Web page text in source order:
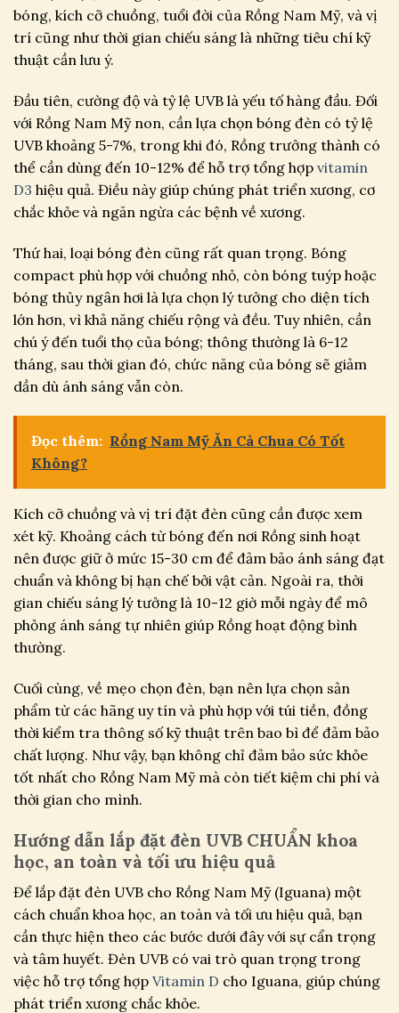
bóng, kích cỡ chuồng, tuổi đời của Rồng Nam Mỹ, và vị
trí cũng như thời gian chiếu sáng là những tiêu chí kỹ
thuật cần lưu ý.
Đầu tiên, cường độ và tỷ lệ UVB là yếu tố hàng đầu. Đối
với Rồng Nam Mỹ non, cần lựa chọn bóng đèn có tỷ lệ
UVB khoảng 5-7%, trong khi đó, Rồng trưởng thành có
thể cần dùng đến 10-12% để hỗ trợ tổng hợp vitamin
D3 hiệu quả. Điều này giúp chúng phát triển xương, cơ
chắc khỏe và ngăn ngừa các bệnh về xương.
Thứ hai, loại bóng đèn cũng rất quan trọng. Bóng
compact phù hợp với chuồng nhỏ, còn bóng tuýp hoặc
bóng thủy ngân hơi là lựa chọn lý tưởng cho diện tích
lớn hơn, vì khả năng chiếu rộng và đều. Tuy nhiên, cần
chú ý đến tuổi thọ của bóng; thông thường là 6-12
tháng, sau thời gian đó, chức năng của bóng sẽ giảm
dần dù ánh sáng vẫn còn.
Đọc thêm: Rồng Nam Mỹ Ăn Cà Chua Có Tốt
Không?
Kích cỡ chuồng và vị trí đặt đèn cũng cần được xem
xét kỹ. Khoảng cách từ bóng đến nơi Rồng sinh hoạt
nên được giữ ở mức 15-30 cm để đảm bảo ánh sáng đạt
chuẩn và không bị hạn chế bởi vật cản. Ngoài ra, thời
gian chiếu sáng lý tưởng là 10-12 giờ mỗi ngày để mô
phỏng ánh sáng tự nhiên giúp Rồng hoạt động bình
thường.
Cuối cùng, về mẹo chọn đèn, bạn nên lựa chọn sản
phẩm từ các hãng uy tín và phù hợp với túi tiền, đồng
thời kiểm tra thông số kỹ thuật trên bao bì để đảm bảo
chất lượng. Như vậy, bạn không chỉ đảm bảo sức khỏe
tốt nhất cho Rồng Nam Mỹ mà còn tiết kiệm chi phí và
thời gian cho mình.
Hướng dẫn lắp đặt đèn UVB CHUẨN khoa
học, an toàn và tối ưu hiệu quả
Để lắp đặt đèn UVB cho Rồng Nam Mỹ (Iguana) một
cách chuẩn khoa học, an toàn và tối ưu hiệu quả, bạn
cần thực hiện theo các bước dưới đây với sự cẩn trọng
và tâm huyết. Đèn UVB có vai trò quan trọng trong
việc hỗ trợ tổng hợp Vitamin D cho Iguana, giúp chúng
phát triển xương chắc khỏe.